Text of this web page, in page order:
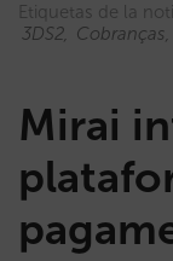
Etiquetas de la
3DS2
Cobranças
Mirai